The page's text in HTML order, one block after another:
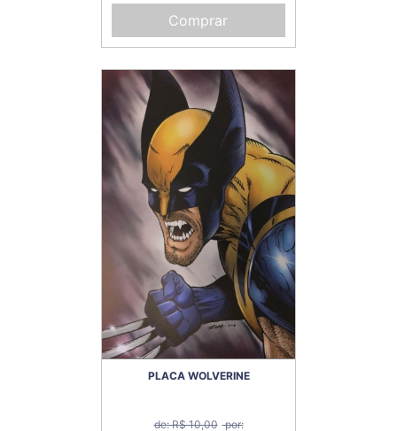
Comprar
PLACA WOLVERINE
de: R$ 10,00 por: